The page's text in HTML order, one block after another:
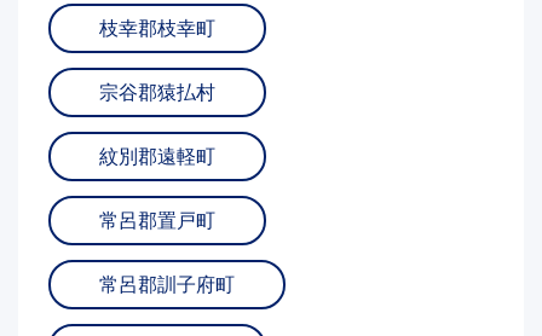
枝幸郡枝幸町
宗谷郡猿払村
紋別郡遠軽町
常呂郡置戸町
常呂郡訓子府町